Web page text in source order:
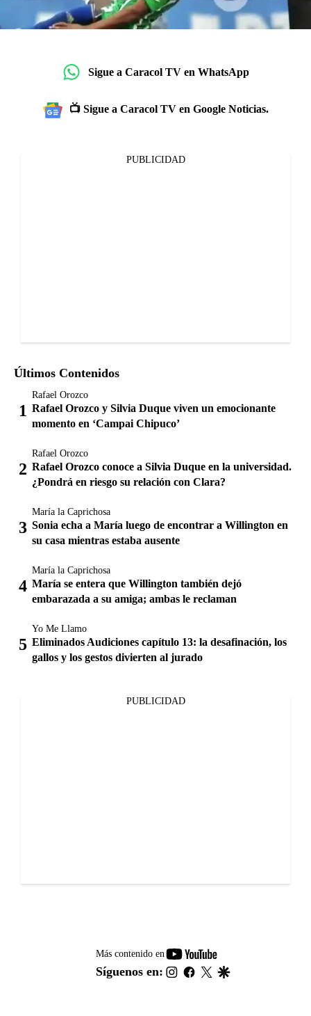
Sigue a Caracol TV en WhatsApp
📺 Sigue a Caracol TV en Google Noticias.
PUBLICIDAD
Últimos Contenidos
Rafael Orozco
Rafael Orozco y Silvia Duque viven un emocionante
momento en ‘Campai Chipuco’
Rafael Orozco
Rafael Orozco conoce a Silvia Duque en la universidad.
¿Pondrá en riesgo su relación con Clara?
María la Caprichosa
Sonia echa a María luego de encontrar a Willington en
su casa mientras estaba ausente
María la Caprichosa
María se entera que Willington también dejó
embarazada a su amiga; ambas le reclaman
Yo Me Llamo
Eliminados Audiciones capítulo 13: la desafinación, los
gallos y los gestos divierten al jurado
PUBLICIDAD
Más contenido en
youtube-
footer
Síguenos en: instagram
facebook
twitter